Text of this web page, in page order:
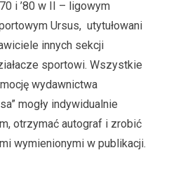
i ’80 w II – ligowym
Ursus, utytułowani
innych sekcji
sportowi. Wszystkie
wydawnictwa
mogły indywidualnie
otrzymać autograf i zrobić
wymienionymi w publikacji.